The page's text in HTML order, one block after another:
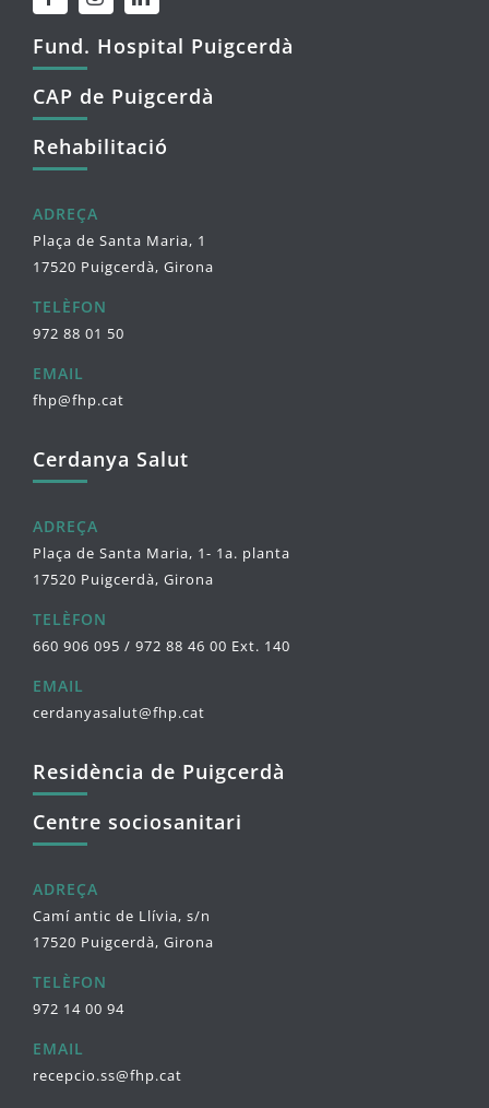
Fund. Hospital Puigcerdà
CAP de Puigcerdà
Rehabilitació
ADREÇA
Plaça de Santa Maria, 1
17520 Puigcerdà, Girona
TELÈFON
972 88 01 50
EMAIL
fhp@fhp.cat
Cerdanya Salut
ADREÇA
Plaça de Santa Maria, 1- 1a. planta
17520 Puigcerdà, Girona
TELÈFON
660 906 095 / 972 88 46 00 Ext. 140
EMAIL
cerdanyasalut@fhp.cat
Residència de Puigcerdà
Centre sociosanitari
ADREÇA
Camí antic de Llívia, s/n
17520 Puigcerdà, Girona
TELÈFON
972 14 00 94
EMAIL
recepcio.ss@fhp.cat